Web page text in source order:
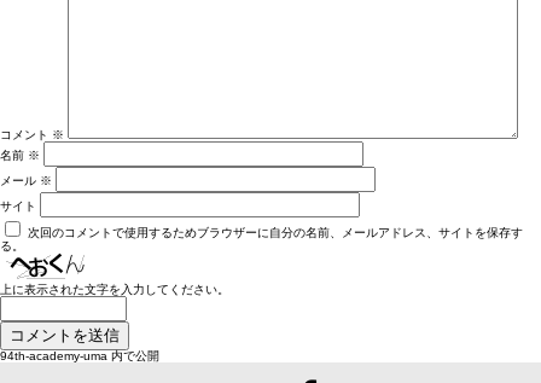
コメント ※
名前 ※
メール ※
サイト
次回のコメントで使用するためブラウザーに自分の名前、メールアドレス、サイトを保存す
る。
上に表示された文字を入力してください。
投
94th-academy-uma 内で公開